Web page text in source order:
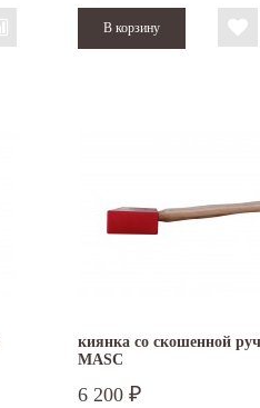
киянка со скошенной
MASC
6 200 ₽